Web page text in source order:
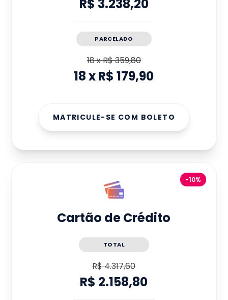
R$ 3.238,20
PARCELADO
18xR$ 359,80
18xR$ 179,90
MATRICULE-SE COM BOLETO
-10%
Cartão de Crédito
TOTAL
R$ 4.317,60
R$ 2.158,80